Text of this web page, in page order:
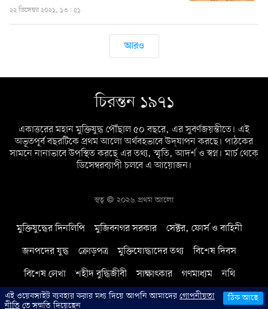
এই ওয়েবসাইট ব্যবহার করার মধ্য দিয়ে আপনি আমাদেরগোপনীয়তা
নীতি তে সম্মতি দিয়েছেন
ঠিক আছে
২২ ডিসেম্বর ২০২১, ১৩: ৫১
আরও
চিরন্তন ১৯৭১
একাত্তরের মহান মুক্তিযুদ্ধ পৌঁছাল ৫০ বছরে, এর সুবর্ণজয়ন্তীতে। এই
অভূতপূর্ব বছরটিকে প্রথম আলো অর্থবহভাবে উদ্‌যাপন করছে। পাঠকের
সামনে নানাভাবে উপস্থিত করছে এর তথ্য, স্মৃতি, আদর্শ ও স্বপ্ন। মার্চ থেকে
ডিসেম্বরব্যাপী চলবে এ আয়োজন।
স্বত্ব © ২০২৬ প্রথম আলো
মুক্তিযুদ্ধের দিনলিপি মুজিবনগর সরকার
সেক্টর, ফোর্স ও বাহিনী
জনপদের যুদ্ধ
ক্রোড়পত্র মুক্তিযোদ্ধাদের তথ্য
বিশেষ দিবস
বিশেষ লেখা
শহীদ বুদ্ধিজীবী সাক্ষাৎকার গণমাধ্যম নথি